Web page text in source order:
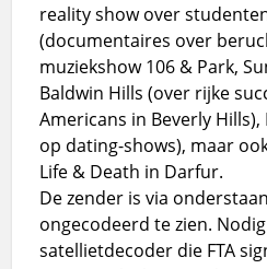
reality show over
(documentaires over
muziekshow 106 & Park,
Baldwin Hills (over rijke
Americans in Beverly
op dating-shows), maar ook
Life & Death in Darfur.
De zender is via
ongecodeerd te zien.
satellietdecoder die FTA